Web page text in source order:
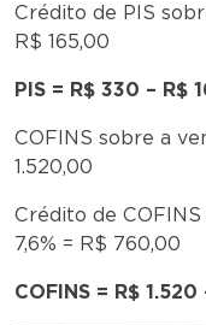
Crédito de PIS
R$ 165,00
PIS = R$ 330 – R$
COFINS sobre a
1.520,00
Crédito de
7,6% = R$ 760,00
COFINS = R$